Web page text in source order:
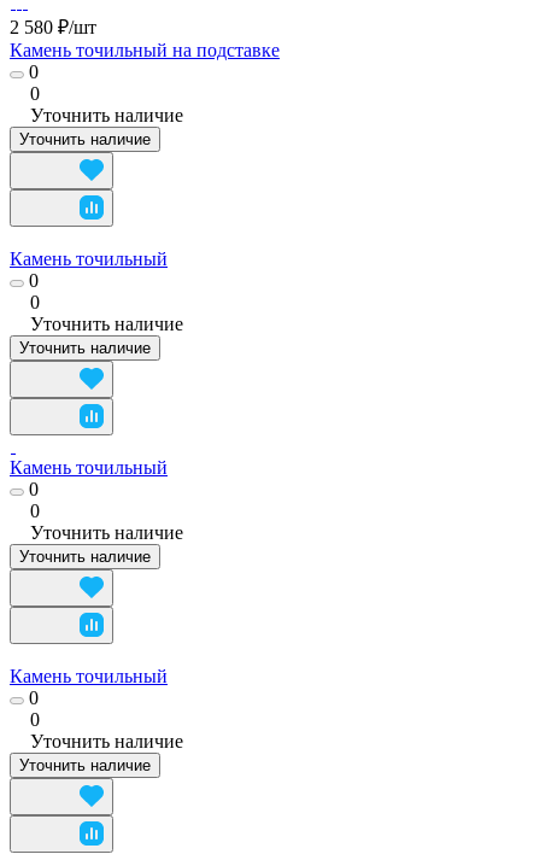
2 580 ₽/шт
Камень точильный на подставке
0
0
Уточнить наличие
Уточнить наличие
Камень точильный
0
0
Уточнить наличие
Уточнить наличие
Камень точильный
0
0
Уточнить наличие
Уточнить наличие
Камень точильный
0
0
Уточнить наличие
Уточнить наличие